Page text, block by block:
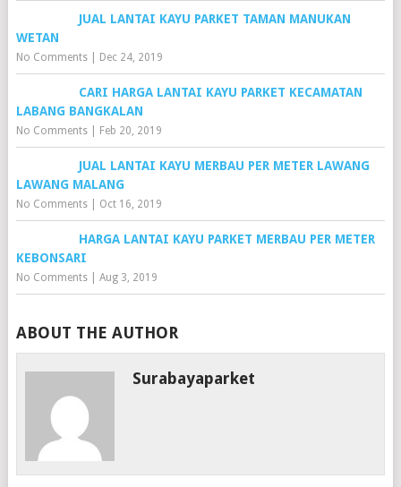
JUAL LANTAI KAYU PARKET TAMAN MANUKAN
WETAN
No Comments| Dec 24, 2019
CARI HARGA LANTAI KAYU PARKET KECAMATAN
LABANG BANGKALAN
No Comments| Feb 20, 2019
JUAL LANTAI KAYU MERBAU PER METER LAWANG
LAWANG MALANG
No Comments| Oct 16, 2019
HARGA LANTAI KAYU PARKET MERBAU PER METER
KEBONSARI
No Comments| Aug 3, 2019
ABOUT THE AUTHOR
Surabayaparket